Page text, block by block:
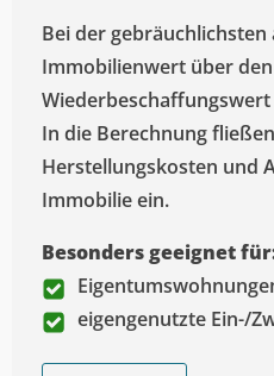
Bei der
Immobilienwert über den
In die Berechnung
Herstellungskosten und
Immobilie ein.
Besonders geeignet
eigengenutzte Ein-/